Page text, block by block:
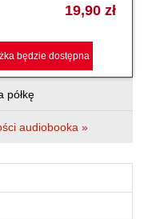
19,90 zł
będzie dostępna
półkę
audiobooka »